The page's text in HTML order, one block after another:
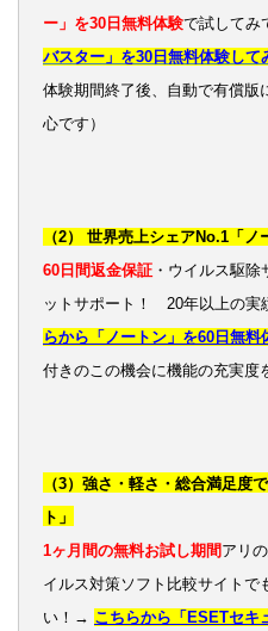
ー」を30日無料体験で試してみ
バスター」を30日無料体験して
体験期間終了後、自動で有償版
心です）
（2） 世界売上シェアNo.1「ノ
60日間返金保証 ・ウイルス駆
ットサポート！ 20年以上の実
らから「ノートン」を60日無料
付きのこの機会に機能の充実度
（3）強さ・軽さ・総合満足度
ト」
1ヶ月間の無料お試し期間 アリ
イルス対策ソフト比較サイトで
い！→ こちらから「ESETセキ